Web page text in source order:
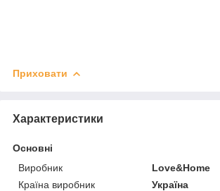
Приховати
Характеристики
Основні
Виробник
Love&Home
Країна виробник
Україна